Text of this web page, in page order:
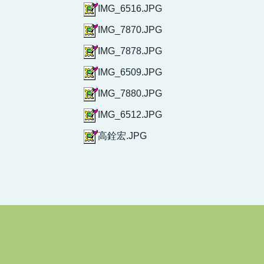
IMG_6516.JPG
IMG_7870.JPG
IMG_7878.JPG
IMG_6509.JPG
IMG_7880.JPG
IMG_6512.JPG
高銓宏.JPG